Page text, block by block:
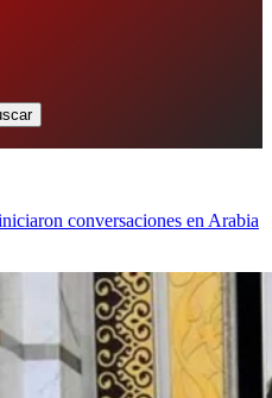
conversaciones en Arabia